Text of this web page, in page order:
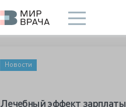
Новости
Лечебный эффект зарплаты